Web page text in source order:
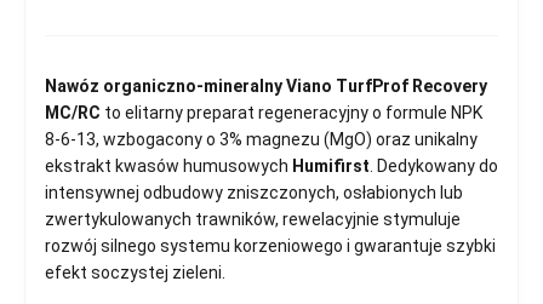
Nawóz organiczno-mineralny Viano TurfProf Recovery
MC/RC to elitarny preparat regeneracyjny o formule NPK
8-6-13, wzbogacony o 3% magnezu (MgO) oraz unikalny
ekstrakt kwasów humusowych Humifirst. Dedykowany do
intensywnej odbudowy zniszczonych, osłabionych lub
zwertykulowanych trawników, rewelacyjnie stymuluje
rozwój silnego systemu korzeniowego i gwarantuje szybki
efekt soczystej zieleni.